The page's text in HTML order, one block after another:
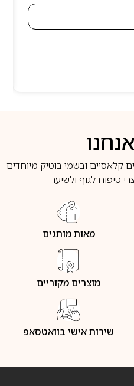
ובשמי בוטיק מיוחדים
טיפוח לגוף ולשיער
מאות מותגים
מוצרים מקוריים
שירות אישי בוואטסאפ